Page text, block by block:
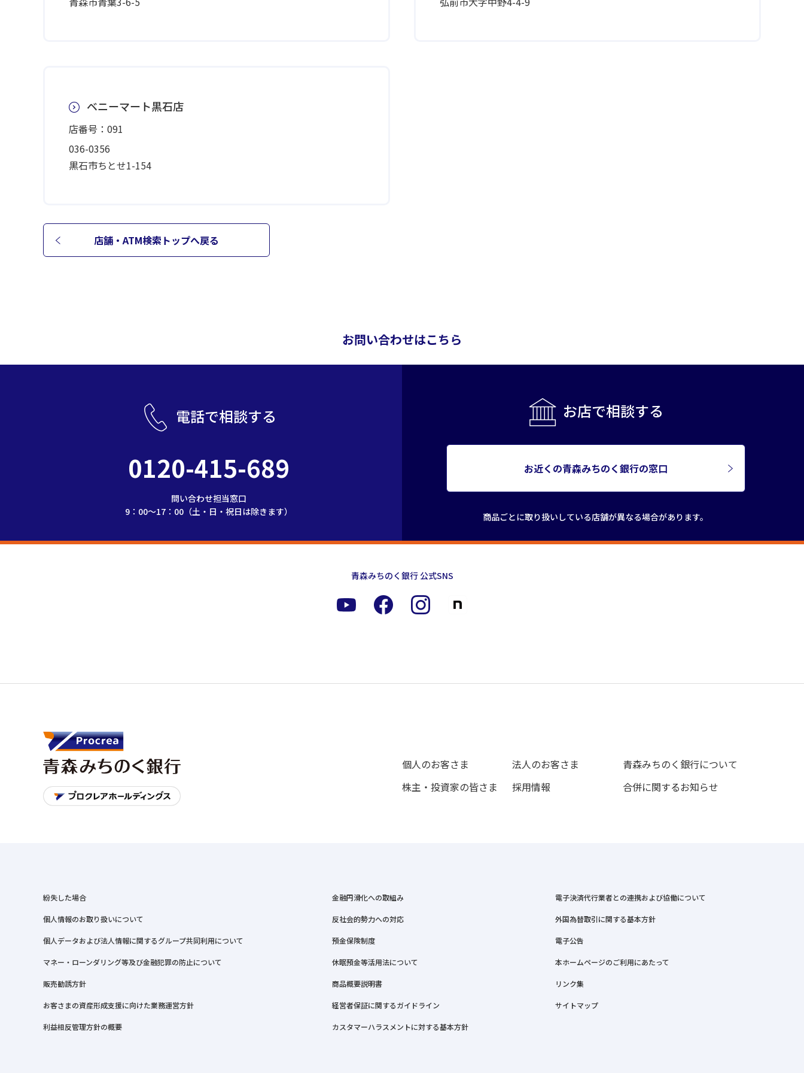
ベニーマート黒石店
店番号：091
036-0356
黒石市ちとせ1-154
店舗・ATM検索トップへ戻る
お問い合わせはこちら
電話で相談する
0120-415-689
問い合わせ担当窓口
9：00～17：00（土・日・祝日は除きます）
お店で相談する
お近くの青森みちのく銀行の窓口
商品ごとに取り扱いしている店舗が異なる場合があります。
青森みちのく銀行 公式SNS
個人のお客さま 法人のお客さま
青森みちのく銀行について
株主・投資家の皆さま
採用情報 合併に関するお知らせ
紛失した場合
個人情報のお取り扱いについて
個人データおよび法人情報に関するグループ共同利用について
マネー・ローンダリング等及び金融犯罪の防止について
販売勧誘方針
お客さまの資産形成支援に向けた業務運営方針
利益相反管理方針の概要
金融円滑化への取組み
反社会的勢力への対応
預金保険制度
休眠預金等活用法について
商品概要説明書
経営者保証に関するガイドライン
カスタマーハラスメントに対する基本方針
電子決済代行業者との連携および協働について
外国為替取引に関する基本方針
電子公告
本ホームページのご利用にあたって
リンク集
サイトマップ